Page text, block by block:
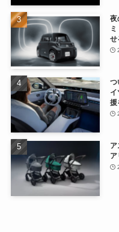
夜
せ
つ
援